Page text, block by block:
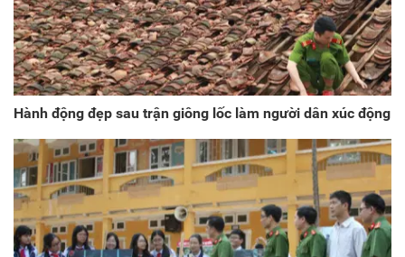
Hành động đẹp sau trận giông lốc làm người dân xúc động